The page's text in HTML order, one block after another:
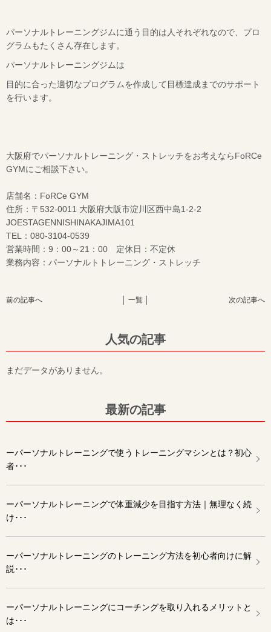
パーソナルトレーニングジムに通う目的は人それぞれなので、プロ
グラムもたくさん存在します。
パーソナルトレーニングジムは
目的に合った適切なプログラムを作成して目標達成までのサポート
を行います。
大阪府でパーソナルトレーニング・ストレッチをお考えならFoRCe
GYMにご相談下さい。
店舗名：FoRCe GYM
住所：〒532-0011 大阪府大阪市淀川区西中島1-2-2
JOESTAGENNISHINAKAJIMA101
TEL：080-3104-0539
営業時間：9：00～21：00 定休日：不定休
業務内容：パーソナルトトレーニング・ストレッチ
前の記事へ 次の記事へ
│ 一覧 │
人気の記事
まだデータがありません。
最新の記事
ーパーソナルトレーニングで使うトレーニングマシンとは？初心
者･･･
ーパーソナルトレーニングで体重減少を目指す方法｜無理なく続
け･･･
ーパーソナルトレーニングのトレーニング方法を初心者向けに解
説･･･
ーパーソナルトレーニングにコーチングを取り入れるメリットと
は･･･